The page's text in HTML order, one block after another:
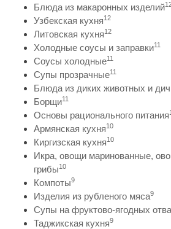
Блюда из макаронных изделий
Узбекская кухня12
Литовская кухня12
Холодные соусы и заправки11
Соусы холодные11
Супы прозрачные11
Блюда из диких животных и
Борщи11
Основы рационального питания
Армянская кухня10
Киргизская кухня10
Икра, овощи маринованные,
грибы10
Компоты9
Изделия из рубленого мяса9
Супы на фруктово-ягодных
Таджикская кухня9